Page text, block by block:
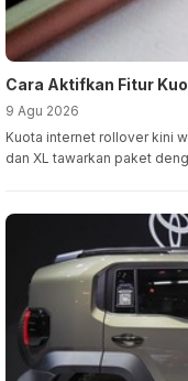
Cara Aktifkan Fitur
9 Agu 2026
Kuota internet rollover kini
dan XL tawarkan paket